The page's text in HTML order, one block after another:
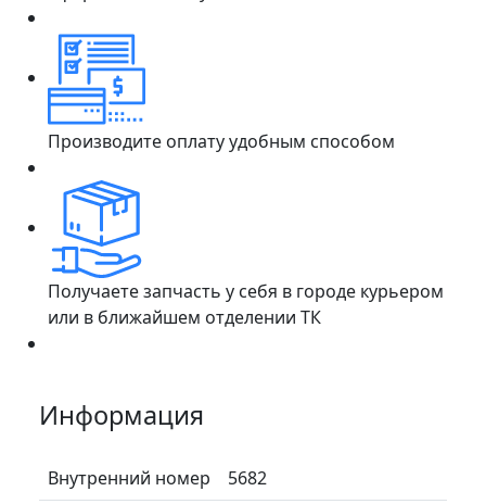
Производите оплату удобным способом
Получаете запчасть у себя в городе курьером
или в ближайшем отделении ТК
Информация
Внутренний номер
5682